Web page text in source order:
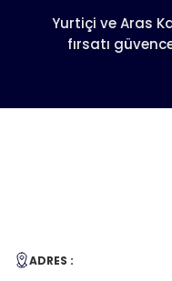
Ürün bilgilerinde
Ürün fiyatı diğer
Yurtiçi ve Aras
fırsatı
ADRES :